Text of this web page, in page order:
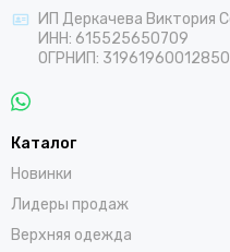
ИП Деркачева Виктория
ИНН: 615525650709
ОГРНИП:
Каталог
Новинки
Лидеры продаж
Верхняя одежда